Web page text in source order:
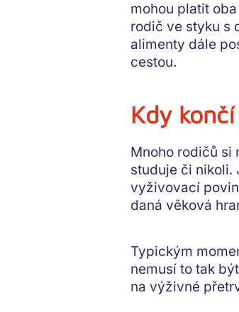
mohou platit
rodič ve styku s
alimenty dále
cestou.
Kdy
Mnoho rodičů si
studuje či nikoli.
vyživovací
daná věková
Typickým
nemusí to tak
na výživné